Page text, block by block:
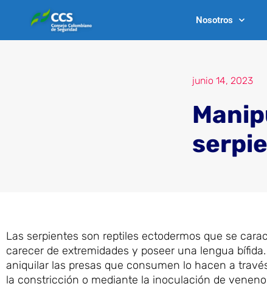
Nosotros
junio 14, 2023
Las serpientes son reptiles ectodermos que se
carecer de extremidades y poseer una lengua
aniquilar las presas que consumen lo hacen a
la constricción o mediante la inoculación de